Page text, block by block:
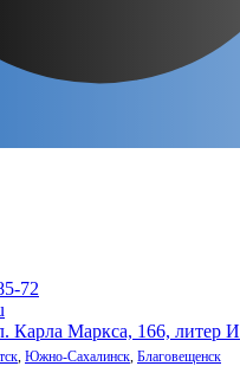
72
Карла Маркса, 166, литер И
, Южно-Сахалинск, Благовещенск